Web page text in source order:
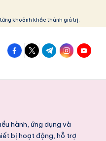
khoảnh khắc thành giá trị.
facebook.com
twitter.com
t.me
hành, ứng dụng và
bị hoạt động, hỗ trợ